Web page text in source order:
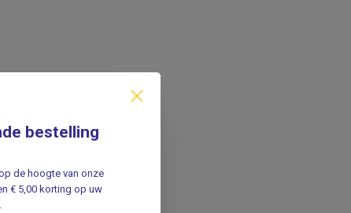
bestelling
de hoogte van onze
€ 5,00 korting op uw